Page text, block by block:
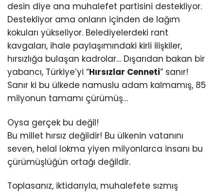
desin diye ana muhalefet partisini destekliyor.
Destekliyor ama onların içinden de lağım
kokuları yükseliyor. Belediyelerdeki rant
kavgaları, ihale paylaşımındaki kirli ilişkiler,
hırsızlığa bulaşan kadrolar… Dışarıdan bakan bir
yabancı, Türkiye’yi “Hırsızlar Cenneti” sanır!
Sanır ki bu ülkede namuslu adam kalmamış, 85
milyonun tamamı çürümüş…
Oysa gerçek bu değil!
Bu millet hırsız değildir! Bu ülkenin vatanını
seven, helal lokma yiyen milyonlarca insanı bu
çürümüşlüğün ortağı değildir.
Toplasanız, iktidarıyla, muhalefete sızmış